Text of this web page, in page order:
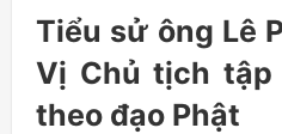
Tiểu sử ông Lê
Vị Chủ tịch tập
theo đạo Phật